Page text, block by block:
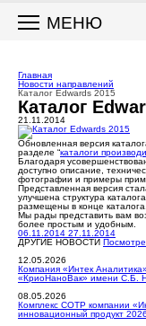
МЕНЮ
Главная
Новости направлений
Каталог Edwards 2015
Каталог
21.11.2014
Обновленная версия
разделе “каталоги
Благодаря
доступно описание,
фотографии и примеры
Представленная версия
улучшена структура
размещены в конце каталога.
Мы рады представить вам
более простым и удобным.
06.11.2014 27.11.2014
ДРУГИЕ НОВОСТИ
12.05.2026
Компания «Интек
«КриоНаноВак» имени С.Б.
08.05.2026
Комплекс СОТР компании
инновационный продукт